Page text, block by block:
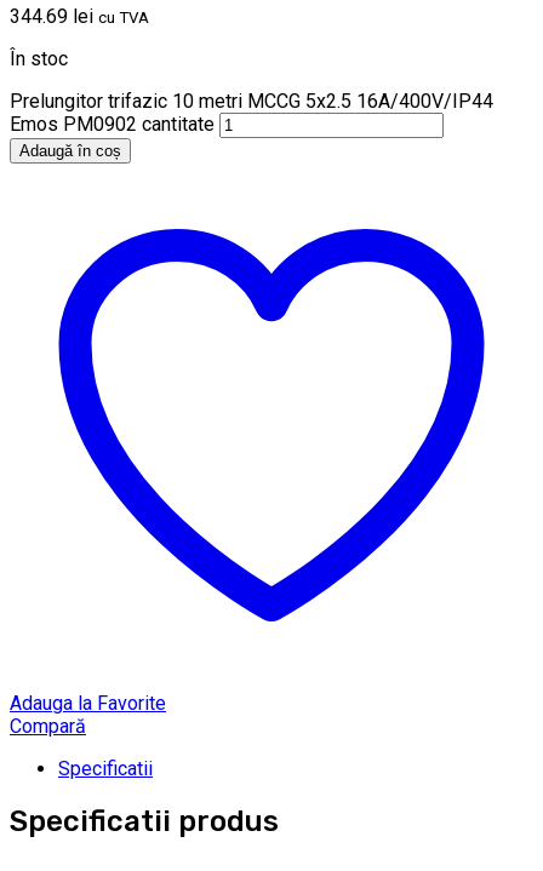
344.69 lei cu TVA
În stoc
Prelungitor trifazic 10 metri MCCG 5x2.5 16A/400V/IP44
Emos PM0902 cantitate
Adaugă în coș
Adauga la Favorite
Compară
Specificatii
Specificatii produs